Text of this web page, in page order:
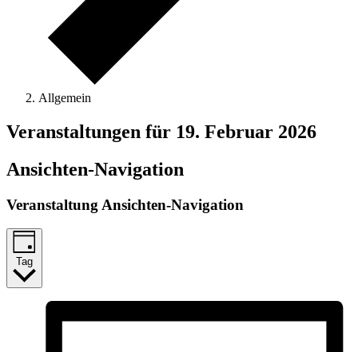
Allgemein
Veranstaltungen für 19. Februar 2026
Ansichten-Navigation
Veranstaltung Ansichten-Navigation
Tag